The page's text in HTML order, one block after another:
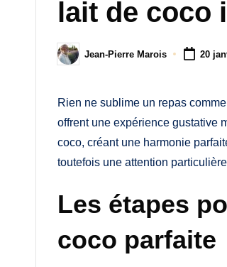
lait de coco
PostedJean-Pierre Marois 20
Rien ne sublime un repas
offrent une expérience gustative
coco, créant une harmonie
toutefois une attention
Les étapes
coco parfaite